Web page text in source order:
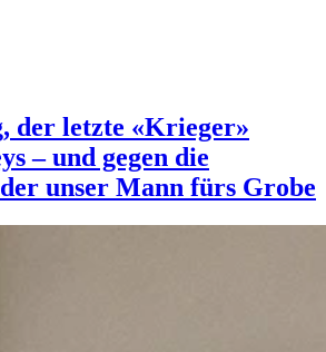
der letzte «Krieger»
– und gegen die
unser Mann fürs Grobe